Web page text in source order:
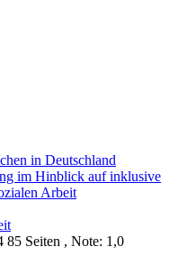
in Deutschland
im Hinblick auf inklusive
Arbeit
85 Seiten , Note: 1,0